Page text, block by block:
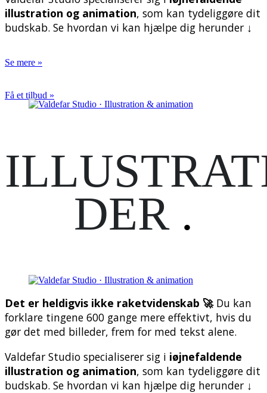
illustration og animation, som kan tydeliggøre dit
budskab. Se hvordan vi kan hjælpe dig herunder ↓
Se mere »
Få et tilbud »
DER .
Det er heldigvis ikke raketvidenskab 🚀Du kan
forklare tingene 600 gange mere effektivt, hvis du
gør det med billeder, frem for med tekst alene.
Valdefar Studio specialiserer sig i iøjnefaldende
illustration og animation, som kan tydeliggøre dit
budskab. Se hvordan vi kan hjælpe dig herunder ↓